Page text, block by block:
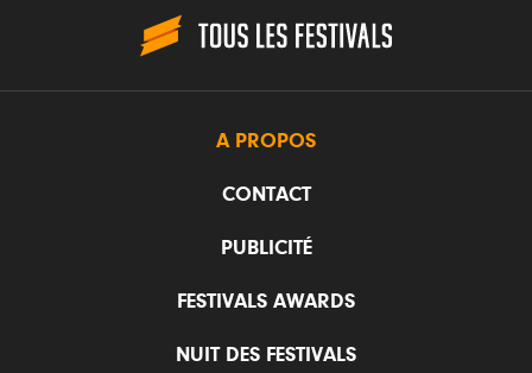
A PROPOS
CONTACT
PUBLICITÉ
FESTIVALS AWARDS
NUIT DES FESTIVALS